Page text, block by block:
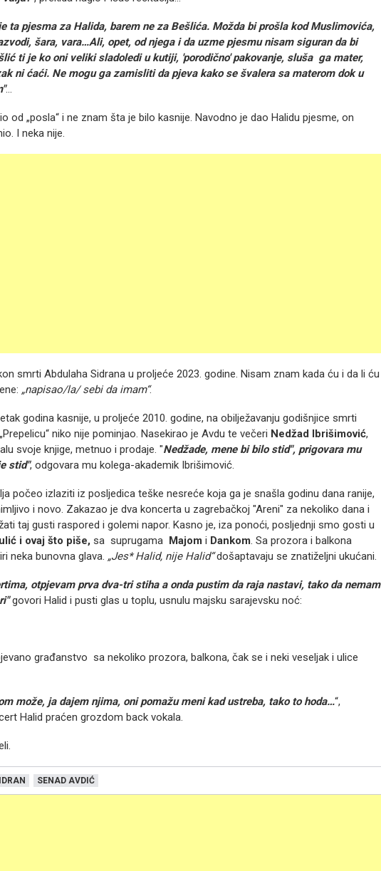
ta pjesma za Halida, barem ne za Bešlića. Možda bi prošla kod Muslimovića,
šara, vara…Ali, opet, od njega i da uzme pjesmu nisam siguran da bi
ti je ko oni veliki sladoledi u kutiji, 'porodično' pakovanje, sluša ga mater,
ni ćaći. Ne mogu ga zamisliti da pjeva kako se švalera sa materom dok u
…
od „posla“ i ne znam šta je bilo kasnije. Navodno je dao Halidu pjesme, on
I neka nije.
smrti Abdulaha Sidrana u proljeće 2023. godine. Nisam znam kada ću i da li ću
„napisao/la/ sebi da imam“.
godina kasnije, u proljeće 2010. godine, na obilježavanju godišnjice smrti
niko nije pominjao. Nasekirao je Avdu te večeri Nedžad Ibrišimović,
svoje knjige, metnuo i prodaje. "Nedžade, mene bi bilo stid", prigovara mu
stid", odgovara mu kolega-akademik Ibrišimović.
počeo izlaziti iz posljedica teške nesreće koja ga je snašla godinu dana ranije,
i novo. Zakazao je dva koncerta u zagrebačkoj "Areni" za nekoliko dana i
taj gusti raspored i golemi napor. Kasno je, iza ponoći, posljednji smo gosti u
i ovaj što piše, sa suprugama Majom i Dankom. Sa prozora i balkona
neka bunovna glava. „Jes* Halid, nije Halid“došaptavaju se znatiželjni ukućani.
otpjevam prva dva-tri stiha a onda pustim da raja nastavi, tako da nemam
govori Halid i pusti glas u toplu, usnulu majsku sarajevsku noć:
građanstvo sa nekoliko prozora, balkona, čak se i neki veseljak i ulice
može, ja dajem njima, oni pomažu meni kad ustreba, tako to hoda…“,
Halid praćen grozdom back vokala.
SENAD AVDIĆ